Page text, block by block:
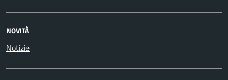
NOVITÀ
Notizie